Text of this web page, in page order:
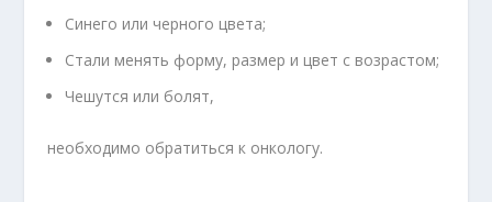
Синего или черного цвета;
Стали менять форму, размер и цвет с возрастом;
Чешутся или болят,
необходимо обратиться к онкологу.